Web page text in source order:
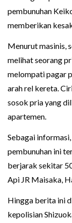
pembunuhan
memberikan
Menurut masinis,
melihat seorang
melompati pagar
arah rel kereta.
sosok pria yang
apartemen.
Sebagai
pembunuhan ini
berjarak sekitar
Api JR Maisaka,
Hingga berita ini
kepolisian